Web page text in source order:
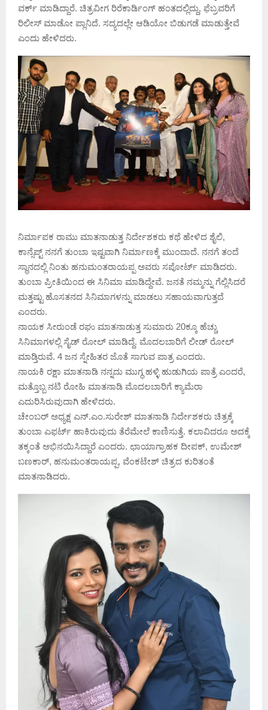
ವರ್ಕ್ ಮಾಡಿದ್ದಾರೆ. ಚಿತ್ರವೀಗ ರಿರೆಕಾರ್ಡಿಂಗ್ ಹಂತದಲ್ಲಿದ್ದು, ಫೆಬ್ರವರಿಗೆ
ರಿಲೀಸ್ ಮಾಡೋ ಪ್ಲಾನಿದೆ. ಸದ್ಯದಲ್ಲೇ ಆಡಿಯೋ ಬಿಡುಗಡೆ ಮಾಡುತ್ತೇವೆ
ಎಂದು ಹೇಳಿದರು.
ನಿರ್ಮಾಪಕ ರಾಮು ಮಾತನಾಡುತ್ತ ನಿರ್ದೇಶಕರು ಕಥೆ ಹೇಳಿದ ಶೈಲಿ,
ಕಾನ್ಸೆಪ್ಟ್ ನನಗೆ ತುಂಬಾ ಇಷ್ಟವಾಗಿ ನಿರ್ಮಾಣಕ್ಕೆ ಮುಂದಾದೆ. ನನಗೆ ತಂದೆ
ಸ್ಥಾನದಲ್ಲಿ ನಿಂತು ಹನುಮಂತರಾಯಪ್ಪ ಅವರು ಸಪೋರ್ಟ್ ಮಾಡಿದರು.
ತುಂಬಾ ಪ್ರೀತಿಯಿಂದ ಈ ಸಿನಿಮಾ ಮಾಡಿದ್ದೇವೆ. ಜನತೆ ನಮ್ಮನ್ನು ಗೆಲ್ಲಿಸಿದರೆ
ಮತ್ತಷ್ಟು ಹೊಸತನದ ಸಿನಿಮಾಗಳನ್ನು ಮಾಡಲು ಸಹಾಯವಾಗುತ್ತದೆ
ಎಂದರು.
ನಾಯಕ ಸೀರುಂಡೆ ರಘು ಮಾತನಾಡುತ್ತ ಸುಮಾರು 20ಕ್ಕೂ ಹೆಚ್ಚು
ಸಿನಿಮಾಗಳಲ್ಲಿ ಸೈಡ್ ರೋಲ್ ಮಾಡಿದ್ದೆ. ಮೊದಲಬಾರಿಗೆ ಲೀಡ್ ರೋಲ್
ಮಾಡ್ತಿರುವೆ. 4 ಜನ ಸ್ನೇಹಿತರ ಜೊತೆ ಸಾಗುವ ಪಾತ್ರ ಎಂದರು.
ನಾಯಕಿ ರಕ್ಷಾ ಮಾತನಾಡಿ ನನ್ನದು ಮುಗ್ಧ ಹಳ್ಳಿ ಹುಡುಗಿಯ ಪಾತ್ರೆ ಎಂದರೆ,
ಮತ್ತೊಬ್ಬ ನಟಿ ರೋಹಿ ಮಾತನಾಡಿ ಮೊದಲಬಾರಿಗೆ ಕ್ಯಾಮೆರಾ
ಎದುರಿಸಿರುವುದಾಗಿ ಹೇಳಿದರು.
ಚೇಂಬರ್ ಅಧ್ಯಕ್ಷ ಎನ್.ಎಂ.ಸುರೇಶ್ ಮಾತನಾಡಿ ನಿರ್ದೇಶಕರು ಚಿತ್ರಕ್ಕೆ
ತುಂಬಾ ಎಫರ್ಟ್ ಹಾಕಿರುವುದು ತೆರೆಮೇಲೆ ಕಾಣಿಸುತ್ತೆ. ಕಲಾವಿದರೂ ಅದಕ್ಕೆ
ತಕ್ಕಂತೆ ಅಭಿನಯಿಸಿದ್ದಾರೆ ಎಂದರು. ಛಾಯಾಗ್ರಾಹಕ ದೀಪಕ್, ಉಮೇಶ್
ಬಣಕಾರ್, ಹನುಮಂತರಾಯಪ್ಪ, ವೆಂಕಟೇಶ್ ಚಿತ್ರದ ಕುರಿತಂತೆ
ಮಾತನಾಡಿದರು.